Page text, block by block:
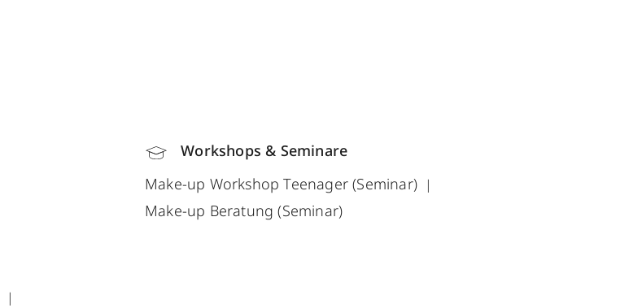
Workshops & Seminare
Make-up Workshop Teenager (Seminar)
Make-up Beratung (Seminar)